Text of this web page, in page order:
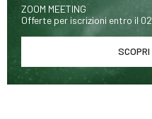
ZOOM MEETING
Offerte per iscrizioni entro il